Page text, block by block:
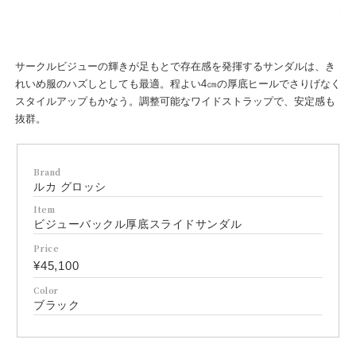
サークルビジューの輝きが足もとで存在感を発揮するサンダルは、き
れいめ服のハズしとしても最適。程よい4㎝の厚底ヒールでさりげなく
スタイルアップもかなう。調整可能なワイドストラップで、安定感も
抜群。
Brand
ルカ グロッシ
Item
ビジューバックル厚底スライドサンダル
Price
¥45,100
Color
ブラック